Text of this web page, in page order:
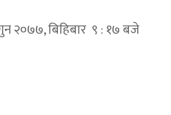
२०७७, बिहिबार ९ : १७ बजे